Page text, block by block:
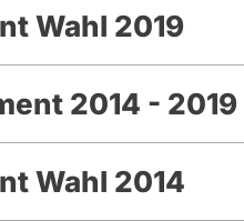
Wahl 2019
2014 - 2019
Wahl 2014